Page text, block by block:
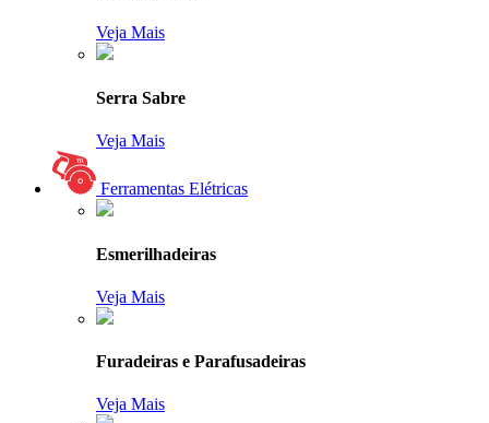
Veja Mais
Serra Sabre
Veja Mais
Ferramentas Elétricas
Esmerilhadeiras
Veja Mais
Furadeiras e Parafusadeiras
Veja Mais